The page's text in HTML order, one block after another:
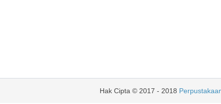
Hak Cipta © 2017 - 2018